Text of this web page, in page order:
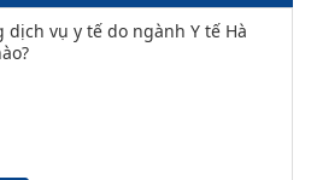
vụ y tế do ngành Y tế Hà